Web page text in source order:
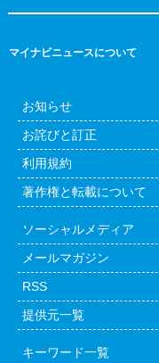
マイナビニュースについて
お知らせ
お詫びと訂正
利用規約
著作権と転載について
ソーシャルメディア
メールマガジン
RSS
提供元一覧
キーワード一覧